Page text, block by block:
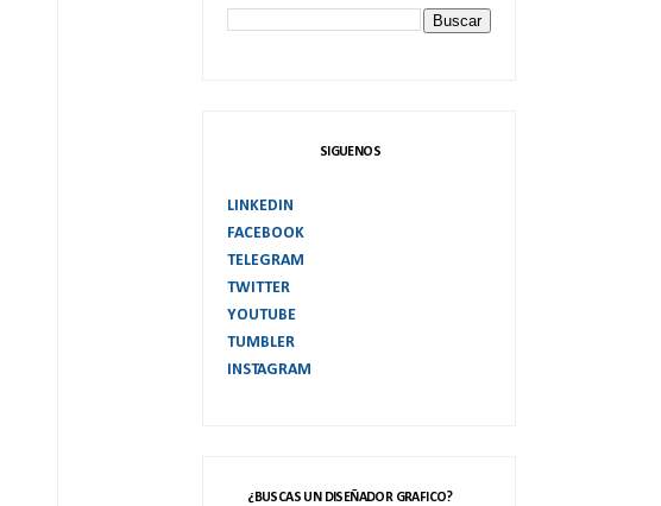
SIGUENOS
LINKEDIN
FACEBOOK
TELEGRAM
TWITTER
YOUTUBE
TUMBLER
INSTAGRAM
¿BUSCAS UN DISEÑADOR GRAFICO?